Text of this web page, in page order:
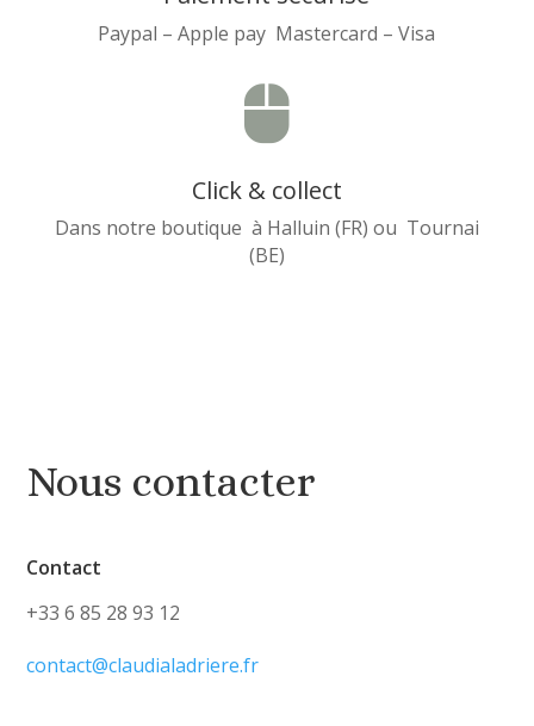
Paypal – Apple pay Mastercard – Visa

Click & collect
Dans notre boutique à Halluin (FR) ou Tournai
(BE)
Nous contacter
Contact
+33 6 85 28 93 12
contact@claudialadriere.fr